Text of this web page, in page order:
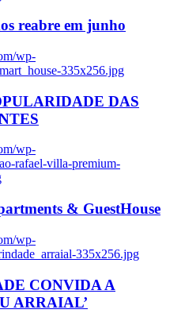
reabre em junho
wp-
335x256.jpg
DAS
wp-
rafael-villa-premium-
& GuestHouse
wp-
335x256.jpg
CONVIDA A
ARRAIAL’